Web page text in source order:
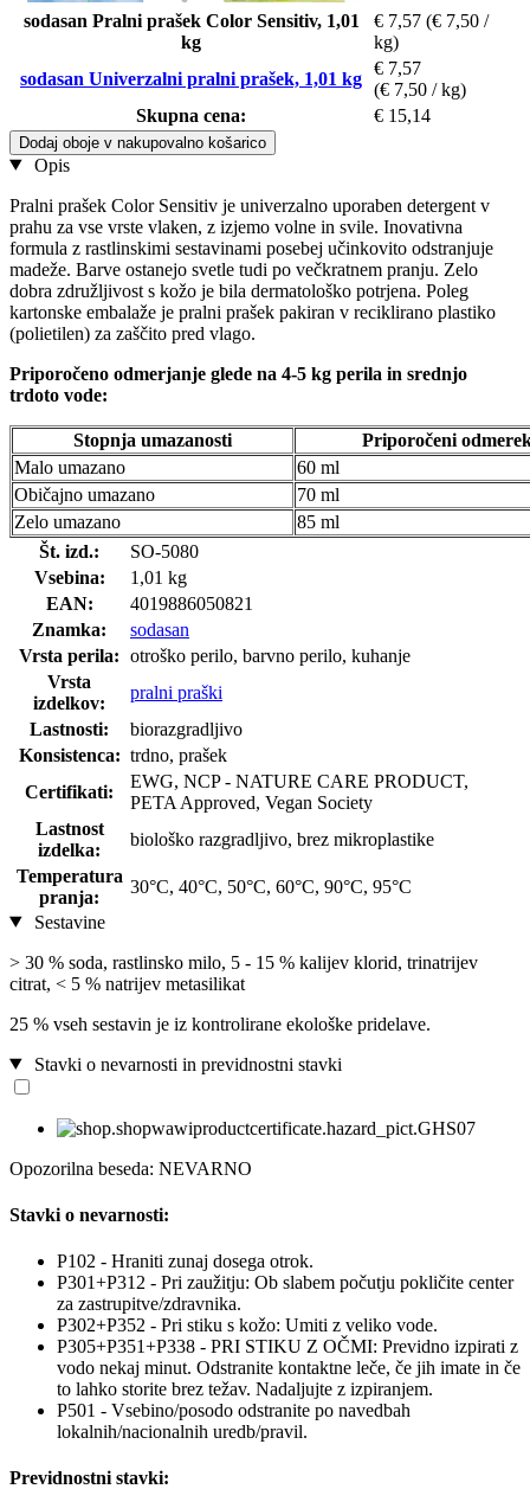
sodasan Pralni prašek Color Sensitiv, 1,01
kg
€ 7,57 (€ 7,50 /
kg)
sodasan Univerzalni pralni prašek, 1,01 kg
€ 7,57
(€ 7,50 / kg)
Skupna cena:
€ 15,14
Dodaj oboje v nakupovalno košarico
Opis
Pralni prašek Color Sensitiv je univerzalno uporaben detergent v
prahu za vse vrste vlaken, z izjemo volne in svile. Inovativna
formula z rastlinskimi sestavinami posebej učinkovito odstranjuje
madeže. Barve ostanejo svetle tudi po večkratnem pranju. Zelo
dobra združljivost s kožo je bila dermatološko potrjena. Poleg
kartonske embalaže je pralni prašek pakiran v reciklirano plastiko
(polietilen) za zaščito pred vlago.
Priporočeno odmerjanje glede na 4-5 kg ​​perila in srednjo
trdoto vode:
Stopnja umazanosti
Priporočeni
Malo umazano
60 ml
Običajno umazano
70 ml
Zelo umazano
85 ml
Št. izd.:
SO-5080
Vsebina:
1,01 kg
EAN:
4019886050821
Znamka:
sodasan
Vrsta perila: otroško perilo, barvno perilo, kuhanje
Vrsta
izdelkov:
pralni praški
Lastnosti:
biorazgradljivo
Konsistenca: trdno, prašek
Certifikati:
EWG, NCP - NATURE CARE PRODUCT,
PETA Approved, Vegan Society
Lastnost
izdelka:
biološko razgradljivo, brez mikroplastike
Temperatura
pranja:
30°C, 40°C, 50°C, 60°C, 90°C, 95°C
Sestavine
> 30 % soda, rastlinsko milo, 5 - 15 % kalijev klorid, trinatrijev
citrat, < 5 % natrijev metasilikat
25 % vseh sestavin je iz kontrolirane ekološke pridelave.
Stavki o nevarnosti in previdnostni stavki
Opozorilna beseda: NEVARNO
Stavki o nevarnosti:
P102 - Hraniti zunaj dosega otrok.
P301+P312 - Pri zaužitju: Ob slabem počutju pokličite center
za zastrupitve/zdravnika.
P302+P352 - Pri stiku s kožo: Umiti z veliko vode.
P305+P351+P338 - PRI STIKU Z OČMI: Previdno izpirati z
vodo nekaj minut. Odstranite kontaktne leče, če jih imate in če
to lahko storite brez težav. Nadaljujte z izpiranjem.
P501 - Vsebino/posodo odstranite po navedbah
lokalnih/nacionalnih uredb/pravil.
Previdnostni stavki: